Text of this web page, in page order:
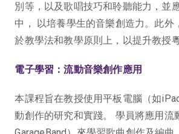
別等，以及歌唱技巧和聆聽能力，並
中， 以培養學生的音樂創造力。此外
於教學法和教學原則上，以提升教授
電子學習：流動音樂創作應用
本課程旨在教授使用平板電腦（如
動創作的研究和實踐。 學員將應用流